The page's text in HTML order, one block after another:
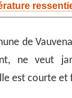
de
ne veut
est courte